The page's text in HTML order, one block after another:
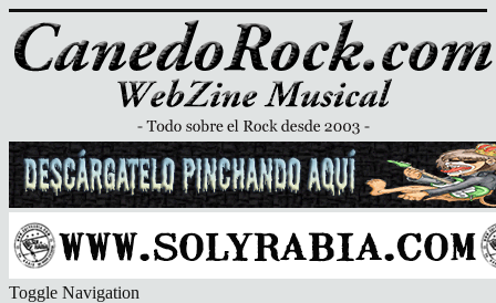
Toggle Navigation